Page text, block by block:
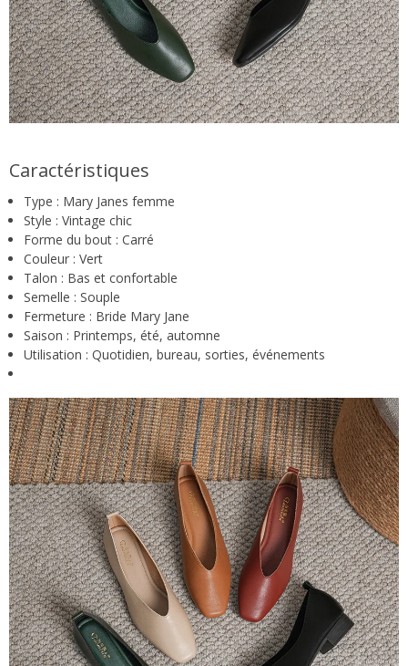
Caractéristiques
Type : Mary Janes femme
Style : Vintage chic
Forme du bout : Carré
Couleur : Vert
Talon : Bas et confortable
Semelle : Souple
Fermeture : Bride Mary Jane
Saison : Printemps, été, automne
Utilisation : Quotidien, bureau, sorties, événements